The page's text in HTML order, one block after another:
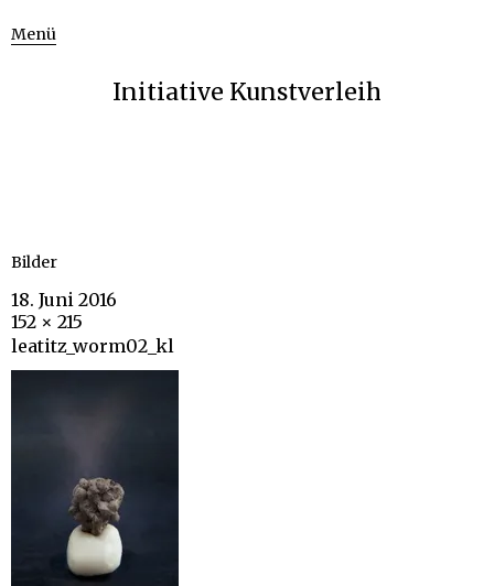
Menü
Initiative Kunstverleih
Bilder
18. Juni 2016
152 × 215
leatitz_worm02_kl